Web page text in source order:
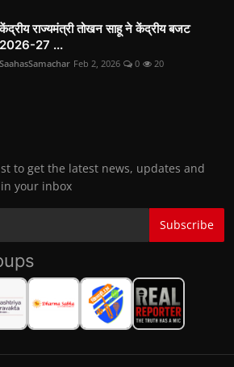
केंद्रीय राज्यमंत्री तोखन साहू ने केंद्रीय बजट
2026-27 ...
SaahasSamachar Feb 2, 2026 0 20
to get the latest news, updates and
your inbox
Subscribe